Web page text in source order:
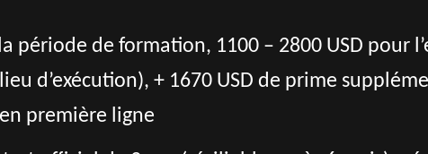
période de formation, 1100 – 2800 USD pour
d’exécution), + 1670 USD de prime
première ligne